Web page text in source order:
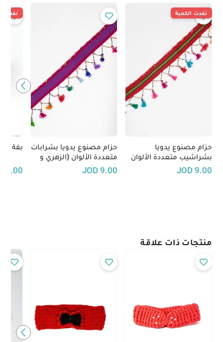
حزام مصنوع يدويا
بشراشيب متعددة الألوان
(الأحمر، البرتقالي و الأخضر)
9.00
JOD
نفدت الكمية
حزام مصنوع يدويا بشرابات
متعددة الألوان (الزهري و
الأزرق)
9.00
JOD
بفة
17.00
نفدت
منتجات ذات علاقة